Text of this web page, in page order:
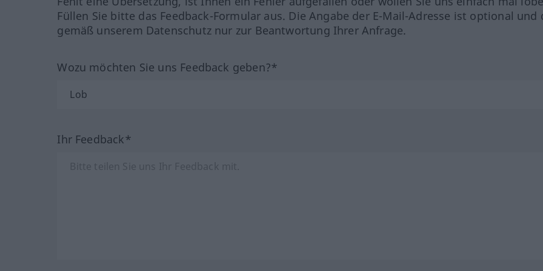
Füllen Sie bitte das Feedback-Formular aus. Die Angabe der E-Mail-Adresse ist optional und
gemäß unserem Datenschutz nur zur Beantwortung Ihrer Anfrage.
Wozu möchten Sie uns Feedback geben?*
Ihr Feedback*